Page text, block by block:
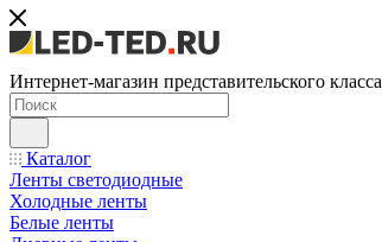
Интернет-магазин представительского класса
Каталог
Ленты светодиодные
Холодные ленты
Белые ленты